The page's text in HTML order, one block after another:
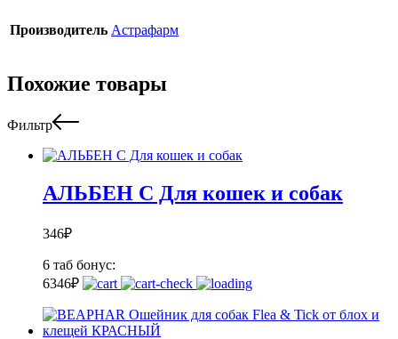
Производитель Астрафарм
Похожие товары
Фильтр
АЛЬБЕН С Для кошек и собак
346₽
6 таб бонус:
6346₽